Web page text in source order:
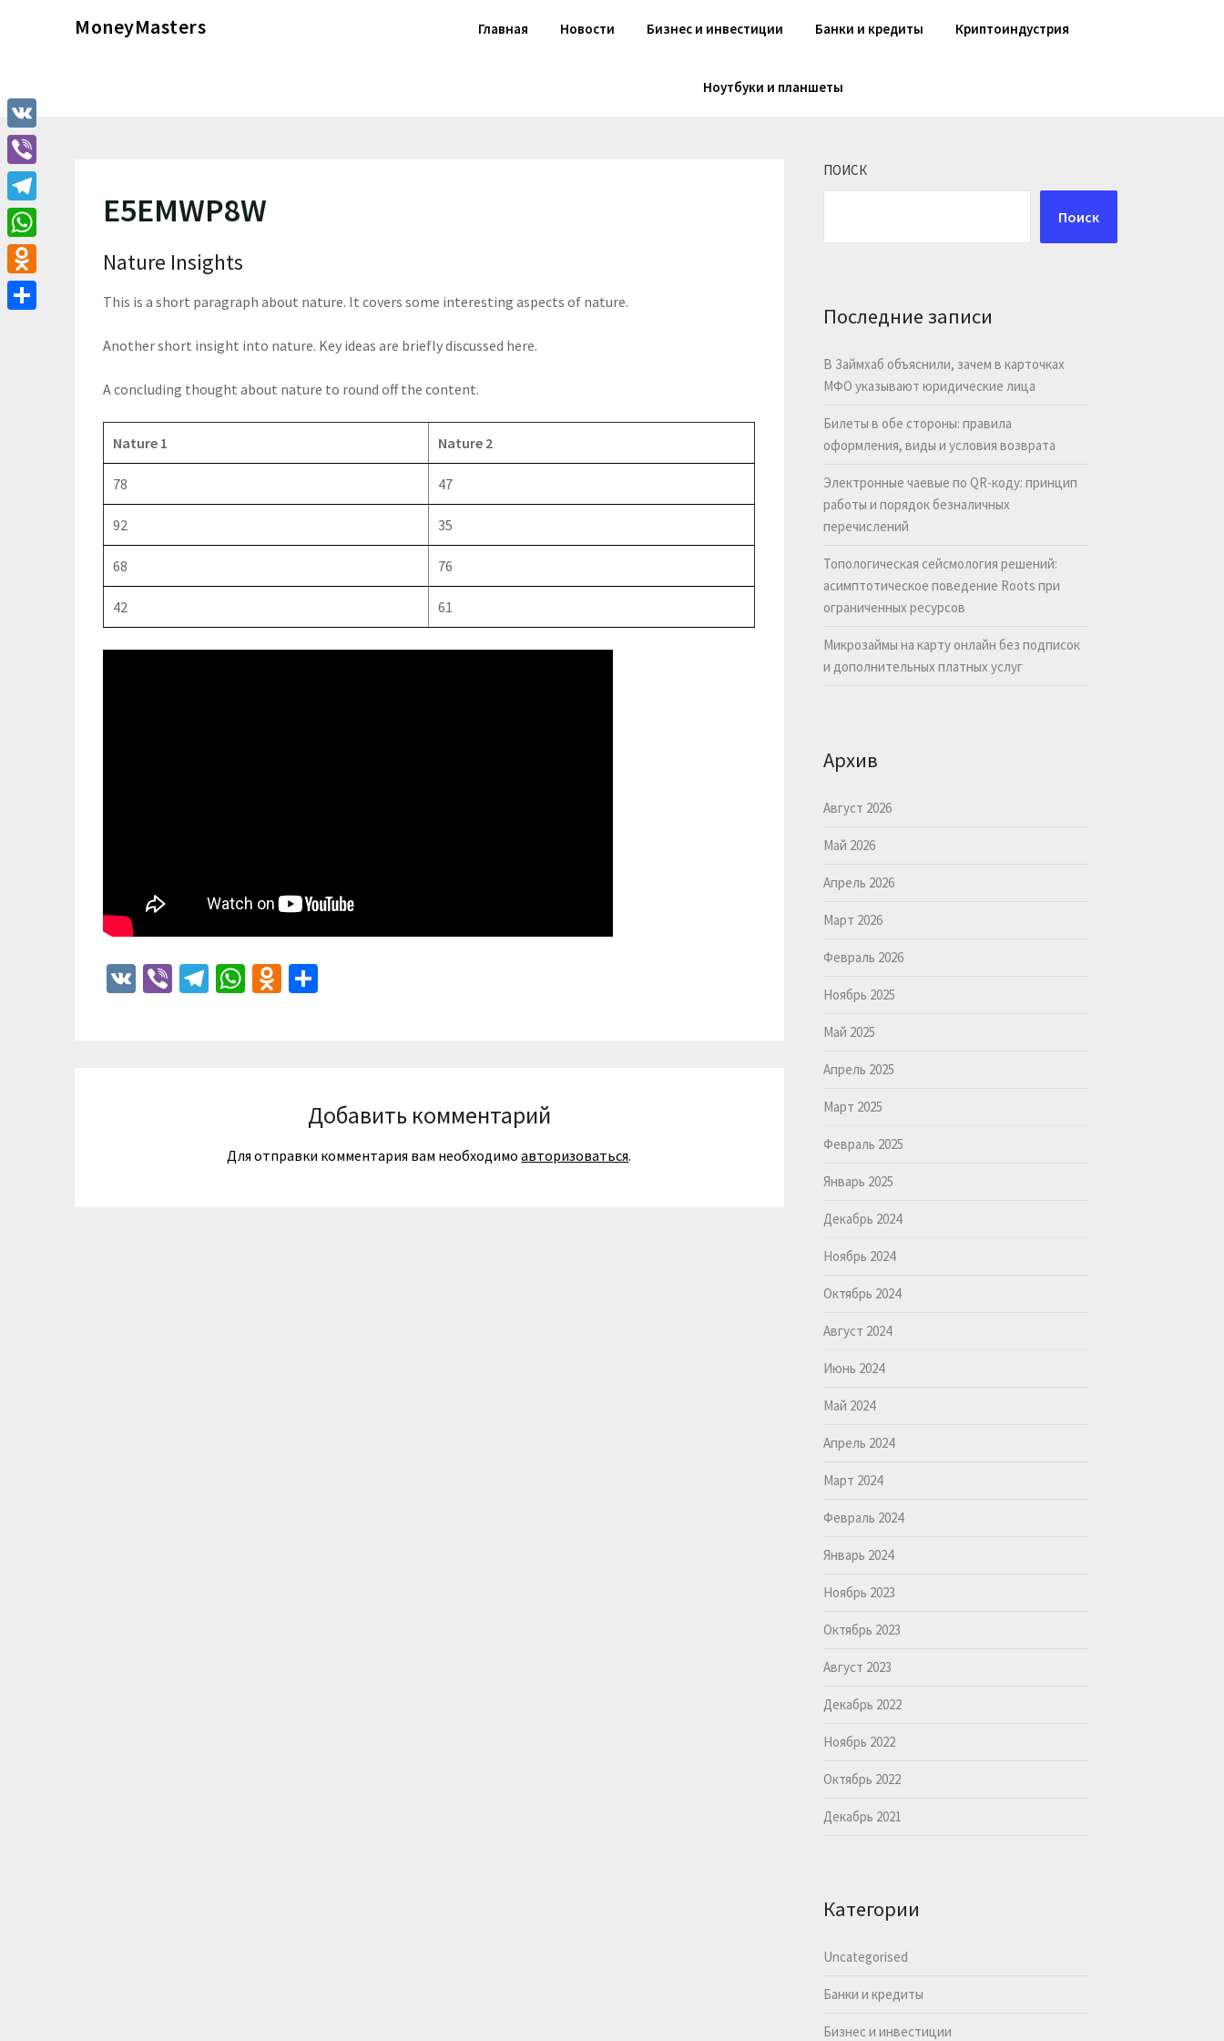
MoneyMasters Главная Новости Бизнес и инвестиции Банки и кредиты Криптоиндустрия
Ноутбуки и планшеты
E5EMWP8W
Nature Insights
This is a short paragraph about nature. It covers some interesting aspects of nature.
Another short insight into nature. Key ideas are briefly discussed here.
A concluding thought about nature to round off the content.
Nature 1 Nature 2
78 47
92 35
68 76
42 61
VK ViberTelegram
WhatsApp
Odnoklassniki
Добавить комментарий
Для отправки комментария вам необходимоавторизоваться.
ПОИСК
Поиск
Последние записи
В Займхаб объяснили, зачем в карточках
МФО указывают юридические лица
Билеты в обе стороны: правила
оформления, виды и условия возврата
Электронные чаевые по QR-коду: принцип
работы и порядок безналичных
перечислений
Топологическая сейсмология решений:
асимптотическое поведение Roots при
ограниченных ресурсов
Микрозаймы на карту онлайн без подписок
и дополнительных платных услуг
Архив
Август 2026
Май 2026
Апрель 2026
Март 2026
Февраль 2026
Ноябрь 2025
Май 2025
Апрель 2025
Март 2025
Февраль 2025
Январь 2025
Декабрь 2024
Ноябрь 2024
Октябрь 2024
Август 2024
Июнь 2024
Май 2024
Апрель 2024
Март 2024
Февраль 2024
Январь 2024
Ноябрь 2023
Октябрь 2023
Август 2023
Декабрь 2022
Ноябрь 2022
Октябрь 2022
Декабрь 2021
Категории
Uncategorised
Банки и кредиты
Бизнес и инвестиции
VK
Viber
Telegram
WhatsApp
Odnoklassniki